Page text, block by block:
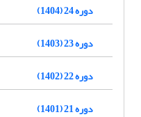
دوره 24 (1404)
دوره 23 (1403)
دوره 22 (1402)
دوره 21 (1401)